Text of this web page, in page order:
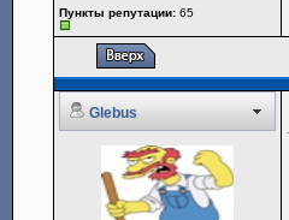
Пункты репутации: 65
Glebus